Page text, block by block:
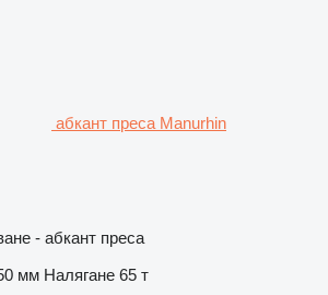
абкант преса Manurhin
- абкант преса
мм Налягане 65 т